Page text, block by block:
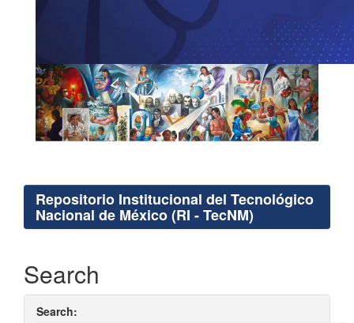
Repositorio Institucional del Tecnológico
Nacional de México (RI - TecNM)
Search
Search: